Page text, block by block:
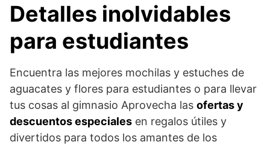
Detalles inolvidables
para estudiantes
Encuentra las mejores mochilas y estuches de
aguacates y flores para estudiantes o para llevar
tus cosas al gimnasio Aprovecha las ofertas y
descuentos especiales en regalos útiles y
divertidos para todos los amantes de los